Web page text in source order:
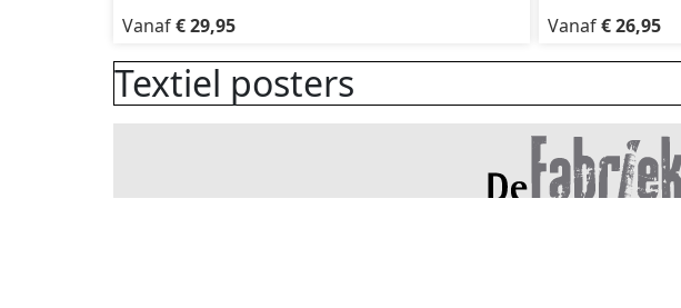
Vanaf€ 29,95 Vanaf€ 26,95
Textiel posters